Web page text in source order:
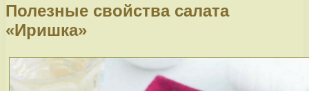
Полезные свойства салата
«Иришка»